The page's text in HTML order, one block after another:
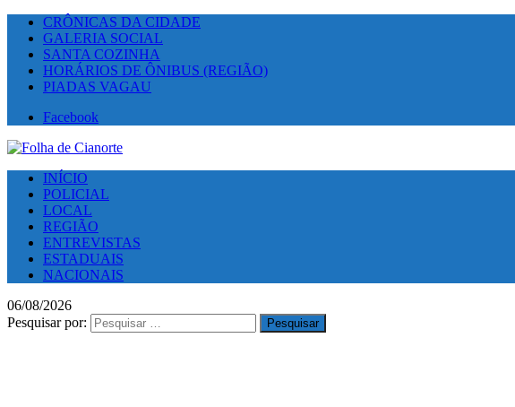
CRÔNICAS DA CIDADE
GALERIA SOCIAL
SANTA COZINHA
HORÁRIOS DE ÔNIBUS (REGIÃO)
PIADAS VAGAU
Facebook
INÍCIO
POLICIAL
LOCAL
REGIÃO
ENTREVISTAS
ESTADUAIS
NACIONAIS
06/08/2026
Pesquisar por: